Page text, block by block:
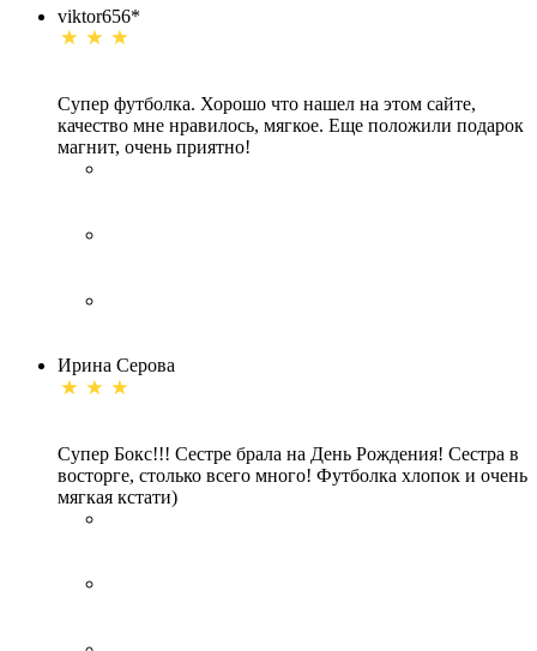
viktor656*
Супер футболка. Хорошо что нашел на этом сайте,
качество мне нравилось, мягкое. Еще положили подарок
магнит, очень приятно!
Ирина Серова
Супер Бокс!!! Сестре брала на День Рождения! Сестра в
восторге, столько всего много! Футболка хлопок и очень
мягкая кстати)